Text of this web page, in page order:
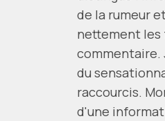
de la rumeur
nettement les
commentaire.
du
raccourcis.
d'une